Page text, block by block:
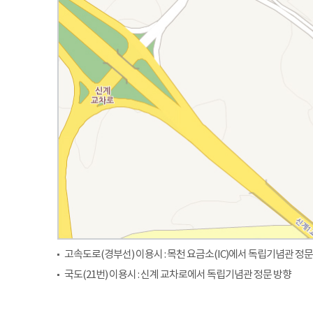
고속도로(경부선) 이용시 : 목천 요금소(IC)에서 독립기념관 정
국도(21번) 이용시 : 신계 교차로에서 독립기념관 정문 방향